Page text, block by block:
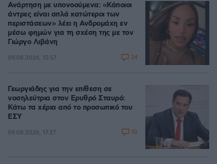
Ανάρτηση με υπονοούμενα: «Κάποιοι
άντρες είναι απλά κατώτεροι των
περιστάσεων» λέει η Ανδρομάχη εν
μέσω φημών για τη σχέση της με τον
Γιώργο Λιβάνη
09.08.2026, 15:57 24
Γεωργιάδης για την επίθεση σε
νοσηλεύτρια στον Ερυθρό Σταυρό:
Κάτω τα χέρια από το προσωπικό του
ΕΣΥ
09.08.2026, 17:27 10